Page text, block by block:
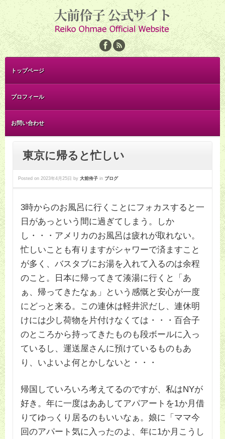
トップページ
プロフィール
お問い合わせ
東京に帰ると忙しい
Posted on 2023年4月25日 by 大前伶子 in ブログ
3時からのお風呂に行くことにフォカスすると一
日があっという間に過ぎてしまう。しか
し・・・アメリカのお風呂は疲れが取れない。
忙しいことも有りますがシャワーで済ますこと
が多く、バスタブにお湯を入れて入るのは余程
のこと。日本に帰ってきて湊湯に行くと「あ
ぁ、帰ってきたなぁ」という感慨と安心が一度
にどっと来る。この連休は軽井沢だし、連休明
けには少し荷物を片付けなくては・・・百合子
のところから持ってきたものも段ボールに入っ
ているし、運送屋さんに預けているものもあ
り、いよいよ何とかしないと・・・
帰国していろいろ考えてるのですが、私はNYが
好き。年に一度はああしてアパアートを1か月借
りてゆっくり居るのもいいなぁ。娘に「ママ今
回のアパート気に入ったのよ、年に1か月こうし